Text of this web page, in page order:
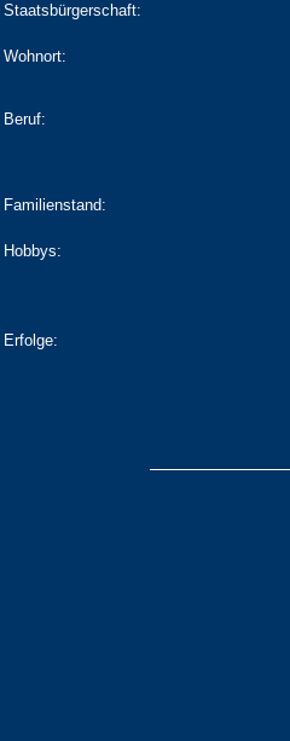
Staatsbürgerschaft:
Wohnort:
Beruf:
Familienstand:
Hobbys:
Erfolge: